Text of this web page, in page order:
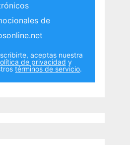
de
aceptas nuestra
de privacidad y
términos de servicio.